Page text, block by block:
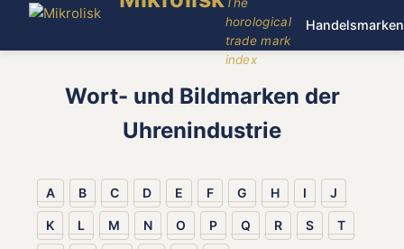
horological
trade mark
index
Handelsmarken
Wort- und Bildmarken der
Uhrenindustrie
A B C D E F G H I J
K L M N O P Q R S T